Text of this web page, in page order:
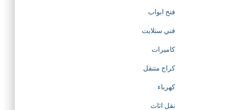
فتح ابواب
فني ستلايت
كاميرات
كراج متنقل
كهرباء
نقل اثاث